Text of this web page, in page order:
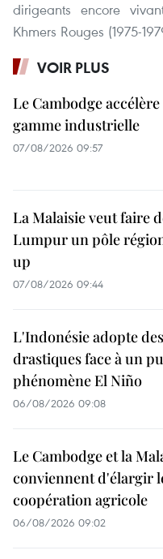
dirigeants encore
Khmers Rouges (1975-
VOIR PLUS
Le Cambodge
gamme industrielle
07/08/2026 09:57
La Malaisie veut faire
Lumpur un pôle
up
07/08/2026 09:44
L'Indonésie adopte
drastiques face à un
phénomène El Niño
06/08/2026 09:08
Le Cambodge et la
conviennent d'élargir
coopération agricole
06/08/2026 09:02